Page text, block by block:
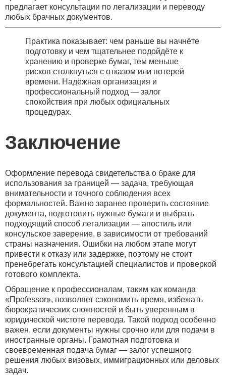
предлагает консультации по легализации и переводу
любых брачных документов.
Практика показывает: чем раньше вы начнёте
подготовку и чем тщательнее подойдёте к
хранению и проверке бумаг, тем меньше
рисков столкнуться с отказом или потерей
времени. Надёжная организация и
профессиональный подход — залог
спокойствия при любых официальных
процедурах.
Заключение
Оформление перевода свидетельства о браке для
использования за границей — задача, требующая
внимательности и точного соблюдения всех
формальностей. Важно заранее проверить состояние
документа, подготовить нужные бумаги и выбрать
подходящий способ легализации — апостиль или
консульское заверение, в зависимости от требований
страны назначения. Ошибки на любом этапе могут
привести к отказу или задержке, поэтому не стоит
пренебрегать консультацией специалистов и проверкой
готового комплекта.
Обращение к профессионалам, таким как команда
«Проfessor», позволяет сэкономить время, избежать
бюрократических сложностей и быть уверенным в
юридической чистоте перевода. Такой подход особенно
важен, если документы нужны срочно или для подачи в
иностранные органы. Грамотная подготовка и
своевременная подача бумаг — залог успешного
решения любых визовых, иммиграционных или деловых
задач.